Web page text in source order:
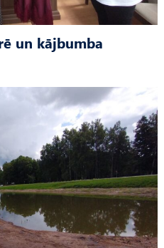
un kājbumba